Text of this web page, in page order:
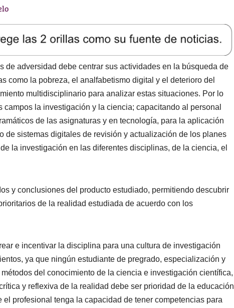
de adversidad debe centrar sus actividades en la búsqueda de
como la pobreza, el analfabetismo digital y el deterioro del
multidisciplinario para analizar estas situaciones. Por lo
la investigación y la ciencia; capacitando al personal
de las asignaturas y en tecnología, para la aplicación
de sistemas digitales de revisión y actualización de los planes
la investigación en las diferentes disciplinas, de la ciencia, el
y conclusiones del producto estudiado, permitiendo descubrir
de la realidad estudiada de acuerdo con los
e incentivar la disciplina para una cultura de investigación
ya que ningún estudiante de pregrado, especialización y
del conocimiento de la ciencia e investigación científica,
y reflexiva de la realidad debe ser prioridad de la educación
profesional tenga la capacidad de tener competencias para